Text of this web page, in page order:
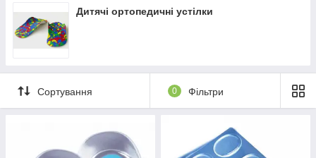
Дитячі ортопедичні устілки
Сортування 0 Фільтри